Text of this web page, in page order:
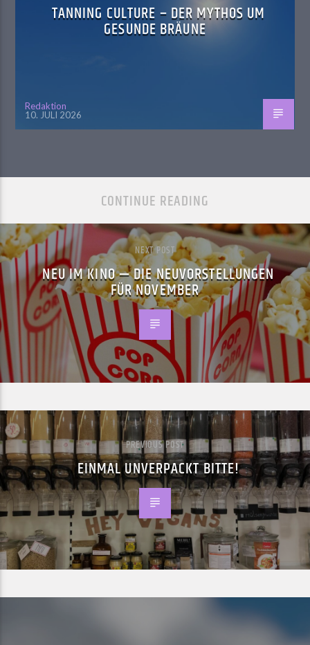
TANNING CULTURE – DER MYTHOS UM
GESUNDE BRÄUNE
Redaktion
10. JULI 2026
CONTINUE READING
NEXT POST
NEU IM KINO — DIE NEUVORSTELLUNGEN
FÜR NOVEMBER
PREVIOUS POST
EINMAL UNVERPACKT BITTE!